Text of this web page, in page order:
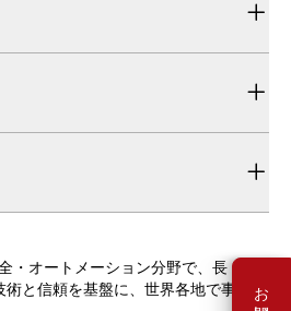
・オートメーション分野で、長
と信頼を基盤に、世界各地で事